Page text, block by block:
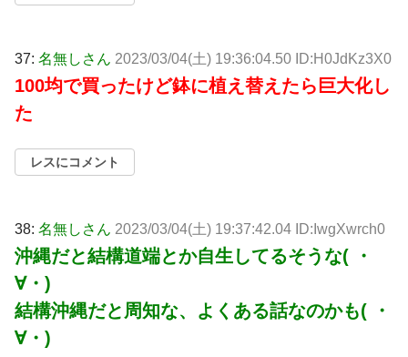
37: 名無しさん 2023/03/04(土) 19:36:04.50 ID:H0JdKz3X0
100均で買ったけど鉢に植え替えたら巨大化し
た
レスにコメント
38: 名無しさん 2023/03/04(土) 19:37:42.04 ID:IwgXwrch0
沖縄だと結構道端とか自生してるそうな( ・
∀・)
結構沖縄だと周知な、よくある話なのかも( ・
∀・)